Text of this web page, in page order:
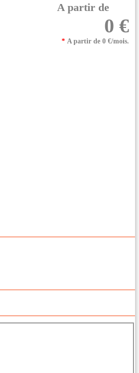
A partir de
0 €
* A partir de 0 €/mois.